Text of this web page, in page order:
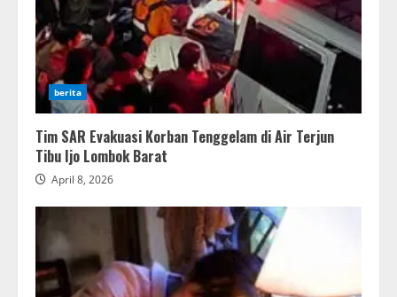
berita
Tim SAR Evakuasi Korban Tenggelam di Air Terjun
Tibu Ijo Lombok Barat
April 8, 2026